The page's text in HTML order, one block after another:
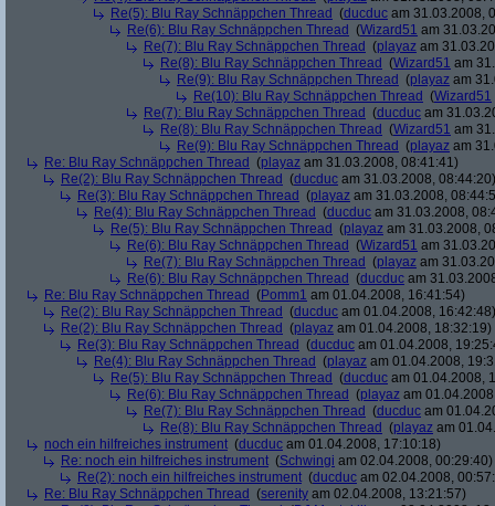
Re(5): Blu Ray Schnäppchen Thread (ducduc am 31.03.2008,
Re(6): Blu Ray Schnäppchen Thread (Wizard51 am
Re(7): Blu Ray Schnäppchen Thread (playaz am
Re(8): Blu Ray Schnäppchen Thread (Wizard51 am
Re(9): Blu Ray Schnäppchen Thread (playaz am
Re(10): Blu Ray Schnäppchen Thread (Wizard51
Re(7): Blu Ray Schnäppchen Thread (ducduc am
Re(8): Blu Ray Schnäppchen Thread (Wizard51 am
Re(9): Blu Ray Schnäppchen Thread (playaz am
Re: Blu Ray Schnäppchen Thread (playaz am 31.03.2008, 08:41:41)
Re(2): Blu Ray Schnäppchen Thread (ducduc am 31.03.2008, 08:44:20)
Re(3): Blu Ray Schnäppchen Thread (playaz am 31.03.2008,
Re(4): Blu Ray Schnäppchen Thread (ducduc am 31.03.2008,
Re(5): Blu Ray Schnäppchen Thread (playaz am 31.03.2008,
Re(6): Blu Ray Schnäppchen Thread (Wizard51 am
Re(7): Blu Ray Schnäppchen Thread (playaz am
Re(6): Blu Ray Schnäppchen Thread (ducduc am
Re: Blu Ray Schnäppchen Thread (Pomm1 am 01.04.2008, 16:41:54)
Re(2): Blu Ray Schnäppchen Thread (ducduc am 01.04.2008, 16:42:48)
Re(2): Blu Ray Schnäppchen Thread (playaz am 01.04.2008, 18:32:19)
Re(3): Blu Ray Schnäppchen Thread (ducduc am 01.04.2008,
Re(4): Blu Ray Schnäppchen Thread (playaz am 01.04.2008,
Re(5): Blu Ray Schnäppchen Thread (ducduc am 01.04.2008,
Re(6): Blu Ray Schnäppchen Thread (playaz am
Re(7): Blu Ray Schnäppchen Thread (ducduc am
Re(8): Blu Ray Schnäppchen Thread (playaz am
noch ein hilfreiches instrument (ducduc am 01.04.2008, 17:10:18)
Re: noch ein hilfreiches instrument (Schwingi am 02.04.2008, 00:29:40)
Re(2): noch ein hilfreiches instrument (ducduc am 02.04.2008,
Re: Blu Ray Schnäppchen Thread (serenity am 02.04.2008, 13:21:57)